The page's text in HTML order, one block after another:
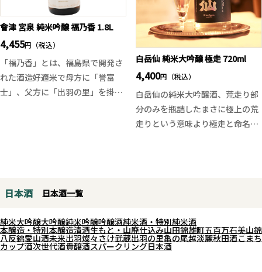
ーな仕上がり。それでいて複雑さ
と奥行きも感じさせてくれます。
複雑な味わい。日々の食卓にこそ
寄り添ってほしい赤ワイン」。ト
マトソースのパスタから酢豚、ハ
ンバーグ、出汁の利いた煮物まで
會津 宮泉 純米吟醸 福乃香 1.8L
4,455円（税込）
「福乃香」とは、福島県で開発さ
れた酒造好適米で母方に「誉富
士」、父方に「出羽の里」を掛け
かな酸味が現れ、綺麗に流れてい
に若干の苦みがアクセント程度
に。心地よい余韻とスッキリキレ
るドライな味わいですので飲みご
白岳仙 純米大吟醸 極走 720ml
4,400円（税込）
白岳仙の純米大吟醸酒、荒走り部
分のみを瓶詰したまさに極上の荒
走りという意味より極走と命名さ
立てのガス感と程良いボディ感、
共に爽やかな香味が楽しめます。
日本酒 日本酒一覧
純米大吟醸大吟醸純米吟醸吟醸酒純米酒・特別純米酒
本醸造・特別本醸造清酒生もと・山廃仕込み山田錦雄町五百万石美山錦
八反錦愛山酒未来出羽燦々さけ武蔵出羽の里亀の尾越淡麗秋田酒こまち
カップ酒次世代酒貴醸酒スパークリング日本酒